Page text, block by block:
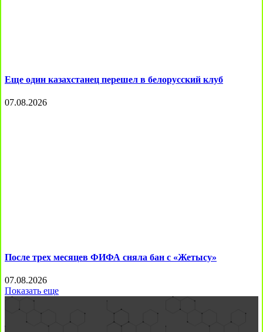
Еще один казахстанец перешел в белорусский клуб
07.08.2026
После трех месяцев ФИФА сняла бан с «Жетысу»
07.08.2026
Показать еще